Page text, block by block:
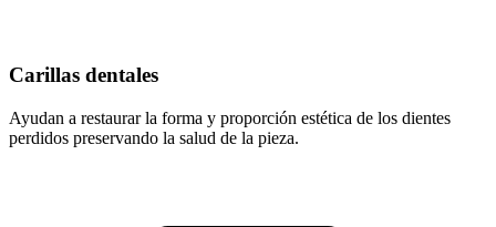
Carillas dentales
Ayudan a restaurar la forma y proporción estética de los dientes
perdidos preservando la salud de la pieza.